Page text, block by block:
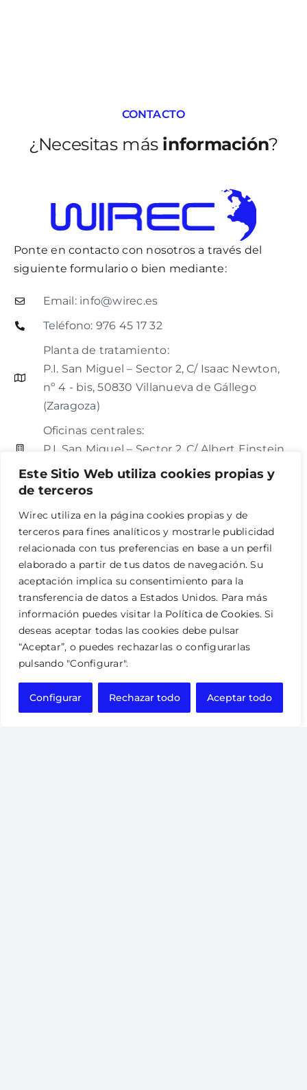
Este Sitio Web utiliza cookies propias y
de terceros
Wirec utiliza en la página cookies propias y de
terceros para fines analíticos y mostrarle publicidad
relacionada con tus preferencias en base a un perfil
elaborado a partir de tus datos de navegación. Su
aceptación implica su consentimiento para la
transferencia de datos a Estados Unidos. Para más
información puedes visitar la Política de Cookies. Si
deseas aceptar todas las cookies debe pulsar
“Aceptar”, o puedes rechazarlas o configurarlas
pulsando "Configurar".
Configurar Rechazar todo Aceptar todo
CONTACTO
¿Necesitas más información?
Ponte en contacto con nosotros a través del
siguiente formulario o bien mediante:
Email: info@wirec.es
Teléfono: 976 45 17 32
Planta de tratamiento:
P.I. San Miguel – Sector 2, C/ Isaac Newton,
nº 4 - bis, 50830 Villanueva de Gállego
(Zaragoza)
Oficinas centrales:
P.I. San Miguel – Sector 2, C/ Albert Einstein,
nº 4, 50830 Villanueva de Gállego (Zaragoza)
RGPD
Tu nombre
Tu correo electrónico
Asunto
Tu mensaje (opcional)